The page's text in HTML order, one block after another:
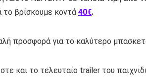
το βρίσκουμε κοντά 40€.
προσφορά για το καλύτερο
και το τελευταίο trailer του